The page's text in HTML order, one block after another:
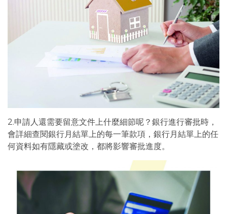
2.申請人還需要留意文件上什麼細節呢？銀行進行審批時，
會詳細查閱銀行月結單上的每一筆款項，銀行月結單上的任
何資料如有隱藏或塗改，都將影響審批進度。